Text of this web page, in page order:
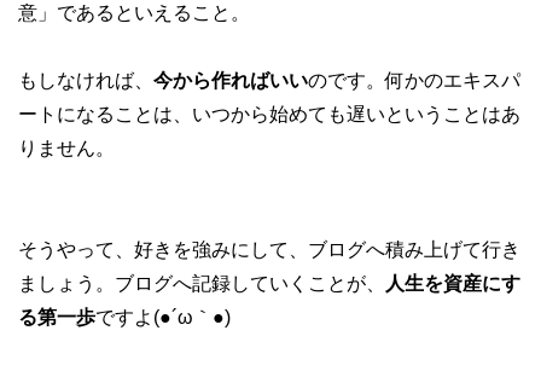
意」であるといえること。
もしなければ、 今から作ればいいのです。何かのエキスパ
ートになることは、いつから始めても遅いということはあ
りません。
そうやって、好きを強みにして、ブログへ積み上げて行き
ましょう。ブログへ記録していくことが、
人生を資産にす
る第一歩ですよ(●´ω｀●)